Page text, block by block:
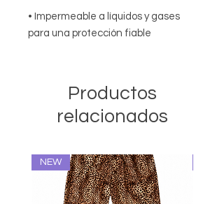
• Impermeable a líquidos y gases
para una protección fiable
Productos
relacionados
NEW